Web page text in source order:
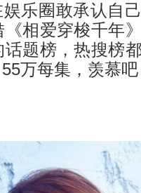
乐圈敢承认自
相爱穿梭千年
题榜，热搜榜
万每集，羡慕